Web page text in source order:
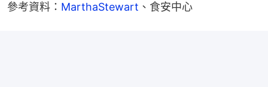
參考資料： MarthaStewart 、食安中心